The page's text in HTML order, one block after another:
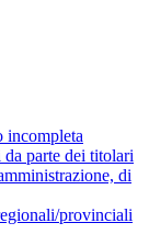
incompleta
parte dei titolari
di
provinciali